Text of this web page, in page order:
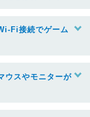
Fi接続でゲーム
ウスやモニターが